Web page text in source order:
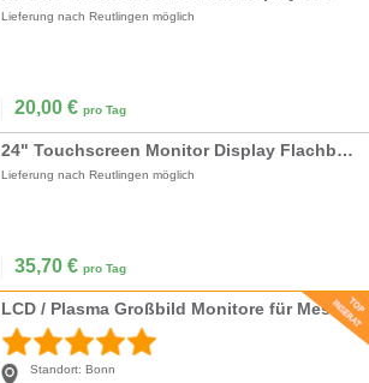
Lieferung nach Reutlingen möglich
20,00 € pro Tag
24" Touchscreen Monitor Display Flachbildschirm
Lieferung nach Reutlingen möglich
35,70 € pro Tag
LCD / Plasma Großbild Monitore für Messe, Schulung, Event, Ausstellung
Standort: Bonn